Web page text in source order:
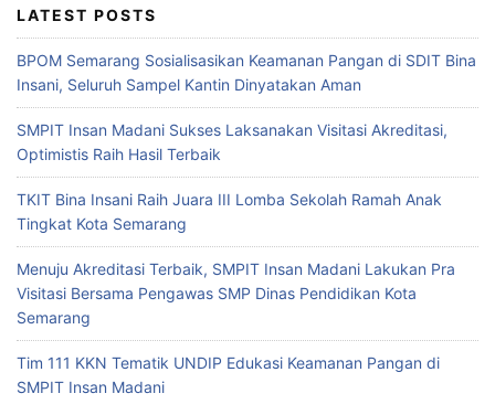
LATEST POSTS
BPOM Semarang Sosialisasikan Keamanan Pangan di SDIT Bina
Insani, Seluruh Sampel Kantin Dinyatakan Aman
SMPIT Insan Madani Sukses Laksanakan Visitasi Akreditasi,
Optimistis Raih Hasil Terbaik
TKIT Bina Insani Raih Juara III Lomba Sekolah Ramah Anak
Tingkat Kota Semarang
Menuju Akreditasi Terbaik, SMPIT Insan Madani Lakukan Pra
Visitasi Bersama Pengawas SMP Dinas Pendidikan Kota
Semarang
Tim 111 KKN Tematik UNDIP Edukasi Keamanan Pangan di
SMPIT Insan Madani